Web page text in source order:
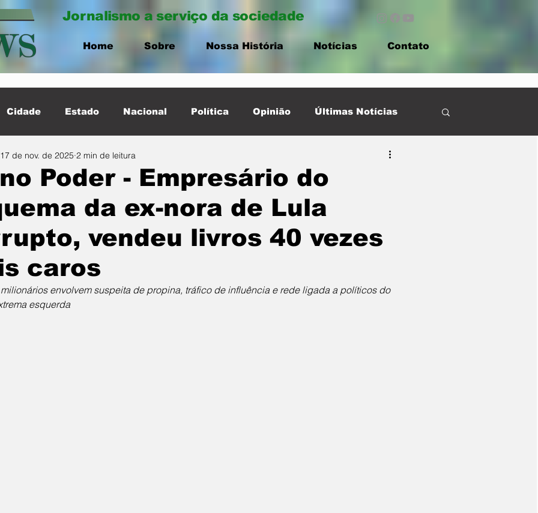
Jornalismo a serviço da sociedade
Home Sobre Nossa História Notícias Contato
Cidade Estado Nacional Política Opinião Últimas Notícias
Destaque Cidade
Poder - Empresário do
da ex-nora de Lula
vendeu livros 40 vezes
caros
17 de nov. de 2025 2 min de leitura
milionários envolvem suspeita de propina, tráfico de influência e rede ligada a políticos do
esquerda